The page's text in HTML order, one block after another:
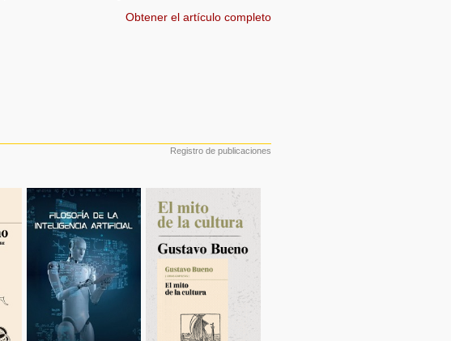
Obtener el artículo completo
Registro de publicaciones